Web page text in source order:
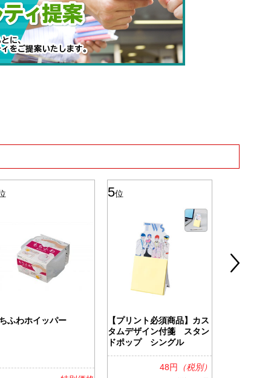
ふわホイッパー
5位
【プリント必須商品】カス
タムデザイン付箋 スタン
ドポップ シングル
48円 （税別）